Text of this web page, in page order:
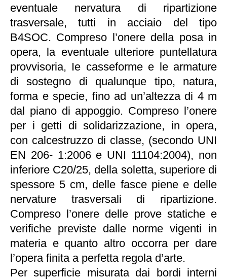
eventuale nervatura di ripartizione
trasversale, tutti in acciaio del tipo
B4SOC. Compreso l’onere della posa in
opera, la eventuale ulteriore puntellatura
provvisoria, Ie casseforme e le armature
di sostegno di qualunque tipo, natura,
forma e specie, fino ad un’altezza di 4 m
dal piano di appoggio. Compreso l’onere
per i getti di solidarizzazione, in opera,
con calcestruzzo di classe, (secondo UNI
EN 206- 1:2006 e UNI 11104:2004), non
inferiore C20/25, della soletta, superiore di
spessore 5 cm, delle fasce piene e delle
nervature trasversali di ripartizione.
Compreso l’onere delle prove statiche e
verifiche previste dalle norme vigenti in
materia e quanto altro occorra per dare
l’opera finita a perfetta regola d’arte.
Per superficie misurata dai bordi interni